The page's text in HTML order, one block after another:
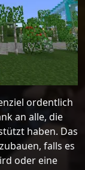
ordentlich
an alle, die
haben. Das
falls es
oder eine